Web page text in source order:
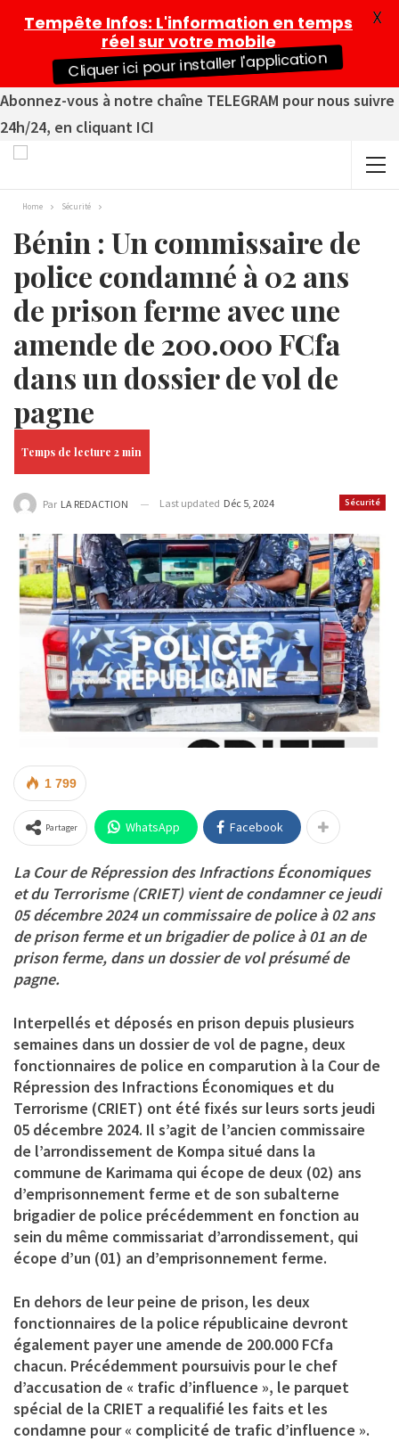
Abonnez-vous à notre chaîne TELEGRAM pour nous suivre
24h/24, en cliquant ICI
Home Sécurité
Bénin : Un commissaire de
police condamné à 02 ans
de prison ferme avec une
amende de 200.000 FCfa
dans un dossier de vol de
pagne
Sécurité
Par LA REDACTION Last updated Déc 5, 2024
1 799
Partager WhatsApp Facebook
La Cour de Répression des Infractions Économiques
et du Terrorisme (CRIET) vient de condamner ce jeudi
05 décembre 2024 un commissaire de police à 02 ans
de prison ferme et un brigadier de police à 01 an de
prison ferme, dans un dossier de vol présumé de
pagne.
Interpellés et déposés en prison depuis plusieurs
semaines dans un dossier de vol de pagne, deux
fonctionnaires de police en comparution à la Cour de
Répression des Infractions Économiques et du
Terrorisme (CRIET) ont été fixés sur leurs sorts jeudi
05 décembre 2024. Il s’agit de l’ancien commissaire
de l’arrondissement de Kompa situé dans la
commune de Karimama qui écope de deux (02) ans
d’emprisonnement ferme et de son subalterne
brigadier de police précédemment en fonction au
sein du même commissariat d’arrondissement, qui
écope d’un (01) an d’emprisonnement ferme.
En dehors de leur peine de prison, les deux
fonctionnaires de la police républicaine devront
également payer une amende de 200.000 FCfa
chacun. Précédemment poursuivis pour le chef
d’accusation de « trafic d’influence », le parquet
spécial de la CRIET a requalifié les faits et les
condamne pour « complicité de trafic d’influence ».
Tempête Infos: L'information en temps
réel sur votre mobile
Cliquer ici pour installer l'application
X